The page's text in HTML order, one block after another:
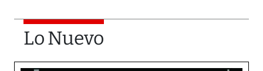
Lo Nuevo